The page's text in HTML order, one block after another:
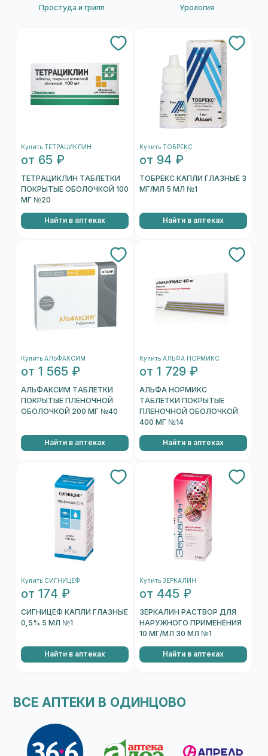
Простуда и грипп Урология
Купить ТЕТРАЦИКЛИН
от 65 ₽
ТЕТРАЦИКЛИН ТАБЛЕТКИ
ПОКРЫТЫЕ ОБОЛОЧКОЙ 100
МГ №20
Найти в аптеках
Купить ТОБРЕКС
от 94 ₽
ТОБРЕКС КАПЛИ ГЛАЗНЫЕ 3
МГ/МЛ 5 МЛ №1
Найти в аптеках
Купить АЛЬФАКСИМ
от 1 565 ₽
АЛЬФАКСИМ ТАБЛЕТКИ
ПОКРЫТЫЕ ПЛЕНОЧНОЙ
ОБОЛОЧКОЙ 200 МГ №40
Найти в аптеках
Купить АЛЬФА НОРМИКС
от 1 729 ₽
АЛЬФА НОРМИКС
ТАБЛЕТКИ ПОКРЫТЫЕ
ПЛЕНОЧНОЙ ОБОЛОЧКОЙ
400 МГ №14
Найти в аптеках
Купить СИГНИЦЕФ
от 174 ₽
СИГНИЦЕФ КАПЛИ ГЛАЗНЫЕ
0,5% 5 МЛ №1
Найти в аптеках
Купить ЗЕРКАЛИН
от 445 ₽
ЗЕРКАЛИН РАСТВОР ДЛЯ
НАРУЖНОГО ПРИМЕНЕНИЯ
10 МГ/МЛ 30 МЛ №1
Найти в аптеках
ВСЕ АПТЕКИ В ОДИНЦОВО